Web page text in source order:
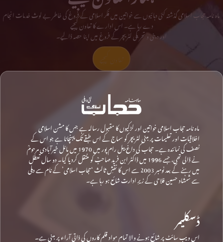
ماہ نامہ حجاب اسلامی گذشتہ کئی دہائیوں سے خواتین میں فکر اسلامی کے فروغ کی خاطر بے لوث خدمات انجام
دے رہا ہے۔ اس ادارے کا تعاون کیجیے
اور دینی و تحریکی لٹریچر کے فروغ میں اپنا حصہ ڈالیے۔
ماہ نامہ حجاب اسلامی خواتین اور لڑکیوں کا مقبول رسالہ ہے جس کا مشن اسلامی
اخلاقیات اور تعلیمات پر مبنی لٹریچر کو سماج کے اس طبقے تک پہنچانا ہے جو اس کے
نصف کی نمائندہ ہے۔ حجاب کی داغ بیل رام پور میں 1970 میں مائل خیرآبادی مرحومؒ
نے ڈالی تھی، جسے 1996 میں ڈاکٹر ابن فرید صاحبؒ کو منتقل کردیا گیا۔ دو سال تعطل
میں رہنے کے بعد نومبر 2003 سے اس کا نقشِ ثالث ‘حجاب اسلامی’ کے نام سے دہلی
سے شمشاد حسین فلاحی کے زیرِ ادارت شائع ہو رہا ہے۔
ڈسکلیمر
اس ویب سائٹ پر شائع ہونے والا تمام مواد قلم کاروں کی ذاتی آراء پر مبنی ہے۔